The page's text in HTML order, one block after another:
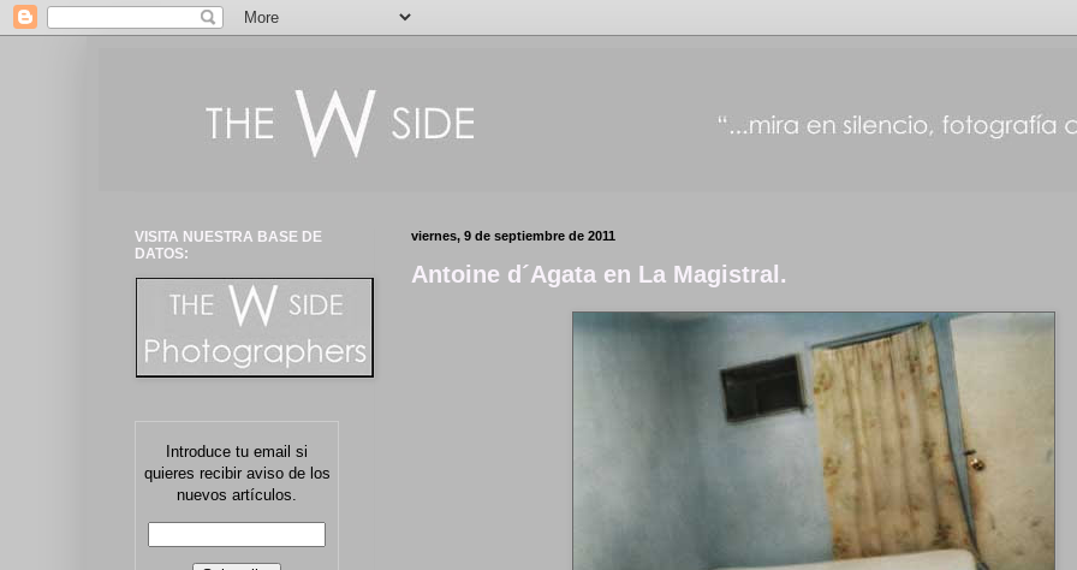
viernes, 9 de septiembre de 2011
Antoine d´Agata en La Magistral.
VISITA NUESTRA BASE DE
DATOS:
Introduce tu email si
quieres recibir aviso de los
nuevos artículos.